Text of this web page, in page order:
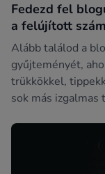
Fedezd fel
a felújított
Alább találod a
gyűjteményét,
trükkökkel,
sok más izgalmas